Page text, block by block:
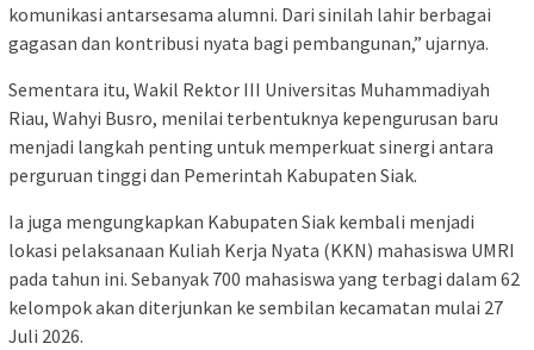
komunikasi antarsesama alumni. Dari sinilah lahir berbagai
gagasan dan kontribusi nyata bagi pembangunan,” ujarnya.
Sementara itu, Wakil Rektor III Universitas Muhammadiyah
Riau, Wahyi Busro, menilai terbentuknya kepengurusan baru
menjadi langkah penting untuk memperkuat sinergi antara
perguruan tinggi dan Pemerintah Kabupaten Siak.
Ia juga mengungkapkan Kabupaten Siak kembali menjadi
lokasi pelaksanaan Kuliah Kerja Nyata (KKN) mahasiswa UMRI
pada tahun ini. Sebanyak 700 mahasiswa yang terbagi dalam 62
kelompok akan diterjunkan ke sembilan kecamatan mulai 27
Juli 2026.